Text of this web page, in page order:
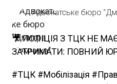
Адвокатське бюро
🎥 ПОЛІЦІЯ З ТЦК НЕ
ЗАТРИМАТИ: ПОВНИЙ
#ТЦК #Мобілізація